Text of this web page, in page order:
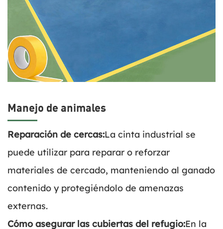
Manejo de animales
Reparación de cercas:La cinta industrial se
puede utilizar para reparar o reforzar
materiales de cercado, manteniendo al ganado
contenido y protegiéndolo de amenazas
externas.
Cómo asegurar las cubiertas del refugio:En la